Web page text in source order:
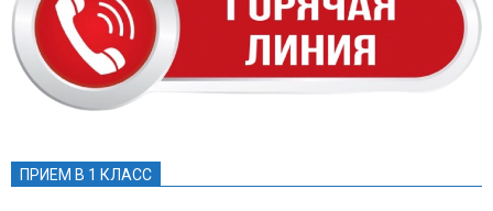
ПРИЕМ В 1 КЛАСС